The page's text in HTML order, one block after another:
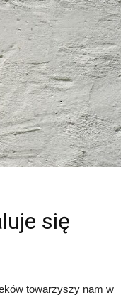
się
towarzyszy nam w